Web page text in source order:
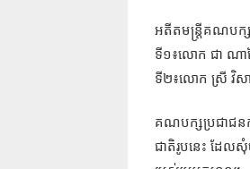
អតីតមន្ដ្រីគណបក្ស
ទី១៖លោក ជា ណា
ទី២៖លោក ស្រី វិស
គណបក្សប្រជាជនក
ជាតិរូបនេះ ដែលសុំ